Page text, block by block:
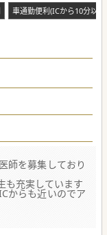
車通勤便利(ICから10分以内)
師を募集しており
も充実しています
からも近いのでア